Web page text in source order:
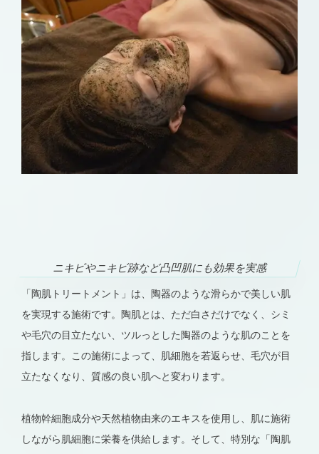
ニキビやニキビ跡など凸凹肌にも効果を実感
「陶肌トリートメント」は、陶器のような滑らかで美しい肌
を実現する施術です。陶肌とは、ただ白さだけでなく、シミ
や毛穴の目立たない、ツルっとした陶器のような肌のことを
指します。この施術によって、肌細胞を若返らせ、毛穴が目
立たなくなり、質感の良い肌へと変わります。
植物幹細胞成分や天然植物由来のエキスを使用し、肌に施術
しながら肌細胞に栄養を供給します。そして、特別な「陶肌